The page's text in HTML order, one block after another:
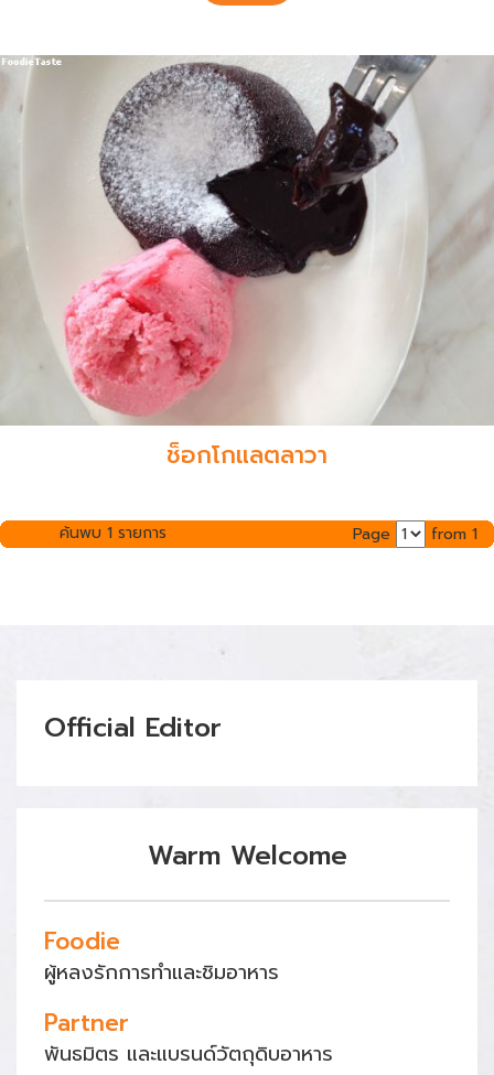
ช็อกโกแลตลาวา
ค้นพบ 1 รายการ Page from 1
Official Editor
Warm Welcome
Foodie
ผู้หลงรักการทำและชิมอาหาร
Partner
พันธมิตร และแบรนด์วัตถุดิบอาหาร